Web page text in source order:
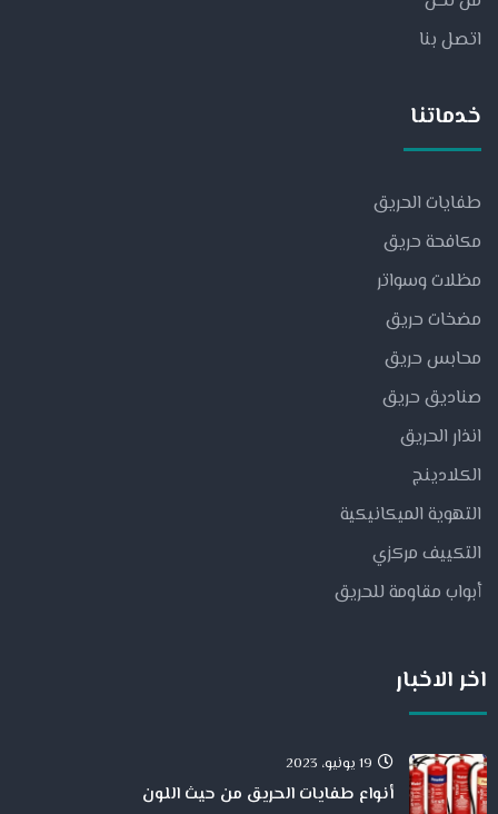
اتصل بنا
خدماتنا
طفايات الحريق
مكافحة حريق
مظلات وسواتر
مضخات حريق
محابس حريق
صناديق حريق
انذار الحريق
الكلادينج
التهوية الميكانيكية
التكييف مركزي
أبواب مقاومة للحريق
اخر الاخبار
19 يونيو، 2023
أنواع طفايات الحريق من حيث اللون